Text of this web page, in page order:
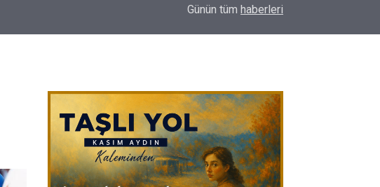
Semra Dinçer, Kapıkule Sınır Kapısı'nda
Günün tüm haberleri